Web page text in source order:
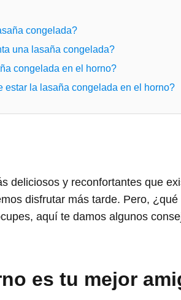
congelada?
una lasaña congelada?
congelada en el horno?
estar la lasaña congelada en el horno?
deliciosos y reconfortantes que
disfrutar más tarde. Pero,
aquí te damos algunos
es tu mejor